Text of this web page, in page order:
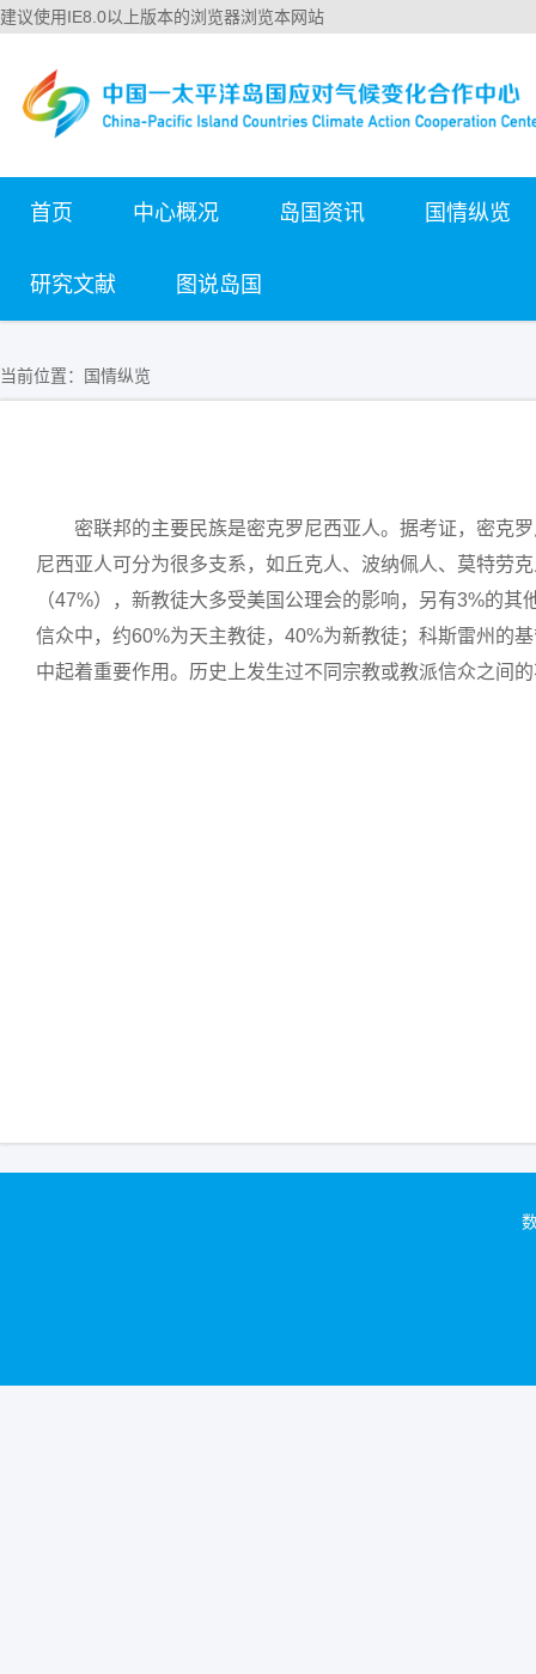
建议使用IE8.0以上版本的浏览器浏览本网站
首页 中心概况 岛国资讯 国情纵览
研究文献 图说岛国
当前位置： 国情纵览
密联邦的主要民族是密克罗尼西亚人。据考证，密克
尼西亚人可分为很多支系，如丘克人、波纳佩人、莫特劳
（47%），新教徒大多受美国公理会的影响，另有3%的
信众中，约60%为天主教徒，40%为新教徒；科斯雷州的
中起着重要作用。历史上发生过不同宗教或教派信众之间